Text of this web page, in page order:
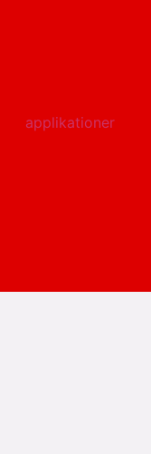
applikationer